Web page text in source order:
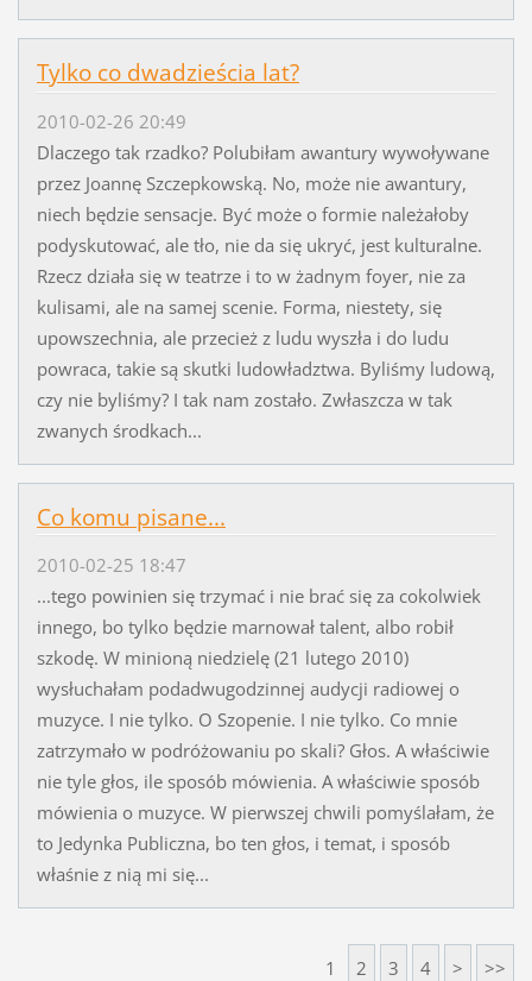
Tylko co dwadzieścia lat?
2010-02-26 20:49
Dlaczego tak rzadko? Polubiłam awantury wywoływane
przez Joannę Szczepkowską. No, może nie awantury,
niech będzie sensacje. Być może o formie należałoby
podyskutować, ale tło, nie da się ukryć, jest kulturalne.
Rzecz działa się w teatrze i to w żadnym foyer, nie za
kulisami, ale na samej scenie. Forma, niestety, się
upowszechnia, ale przecież z ludu wyszła i do ludu
powraca, takie są skutki ludowładztwa. Byliśmy ludową,
czy nie byliśmy? I tak nam zostało. Zwłaszcza w tak
zwanych środkach...
Co komu pisane...
2010-02-25 18:47
...tego powinien się trzymać i nie brać się za cokolwiek
innego, bo tylko będzie marnował talent, albo robił
szkodę. W minioną niedzielę (21 lutego 2010)
wysłuchałam podadwugodzinnej audycji radiowej o
muzyce. I nie tylko. O Szopenie. I nie tylko. Co mnie
zatrzymało w podróżowaniu po skali? Głos. A właściwie
nie tyle głos, ile sposób mówienia. A właściwie sposób
mówienia o muzyce. W pierwszej chwili pomyślałam, że
to Jedynka Publiczna, bo ten głos, i temat, i sposób
właśnie z nią mi się...
1 2 3 4 > >>